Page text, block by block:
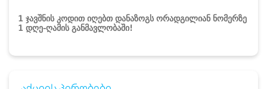
1 ჯავშნის კოდით იღებთ დანაზოგს ორადგილიან ნომერზე
1 დღე-ღამის განმავლობაში!